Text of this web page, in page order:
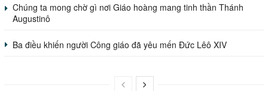
Chúng ta mong chờ gì nơi Giáo hoàng mang tinh thần Thánh
Augustinô
Ba điều khiến người Công giáo đã yêu mến Đức Lêô XIV